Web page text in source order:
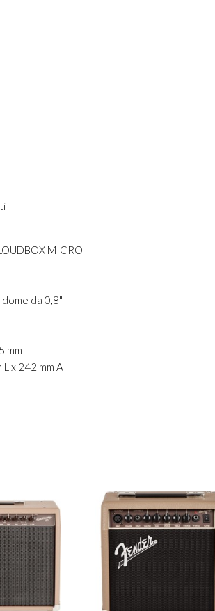
MICRO
da 0,8"
mm
x 242 mm A